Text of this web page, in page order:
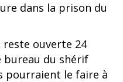
dans la prison du
ouverte 24
bureau du shérif
pourraient le faire à